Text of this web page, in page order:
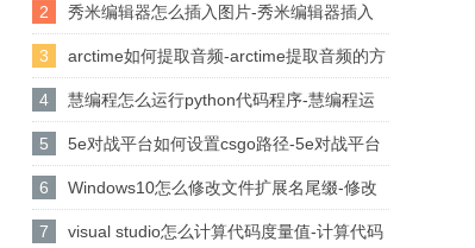
动的方法
2 秀米编辑器怎么插入图片-秀米编辑器插入
图片的方法
3 arctime如何提取音频-arctime提取音频的方
法介绍
4 慧编程怎么运行python代码程序-慧编程运
行python代码程序的方法
5 5e对战平台如何设置csgo路径-5e对战平台
设置csgo路径的方法
6 Windows10怎么修改文件扩展名尾缀-修改
文件扩展名尾缀方法
7 visual studio怎么计算代码度量值-计算代码